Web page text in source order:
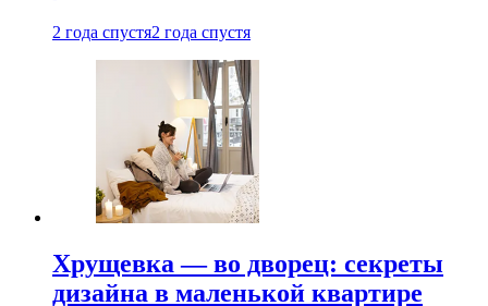
2 года спустя2 года спустя
Хрущевка — во дворец: секреты
дизайна в маленькой квартире